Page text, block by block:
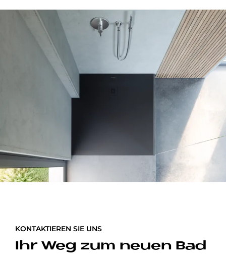
KONTAKTIEREN SIE UNS
Ihr Weg zum neuen Bad